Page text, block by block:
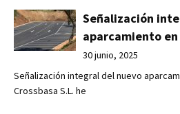
Señalización
aparcamiento
30 junio, 2025
Señalización integral del nuevo
Crossbasa S.L. he